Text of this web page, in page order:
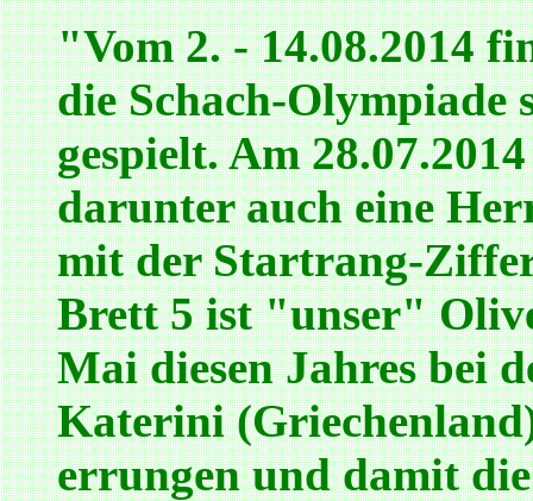
"Vom 2. - 14.08.2014
die Schach-Olympiade
gespielt. Am
darunter auch eine
mit der Startrang-
Brett 5 ist "unser"
Mai diesen Jahres bei
Katerini
errungen und damit